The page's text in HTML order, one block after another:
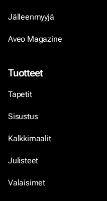
Jälleenmyyjä
Aveo Magazine
Tuotteet
Tapetit
Sisustus
Kalkkimaalit
Julisteet
Valaisimet